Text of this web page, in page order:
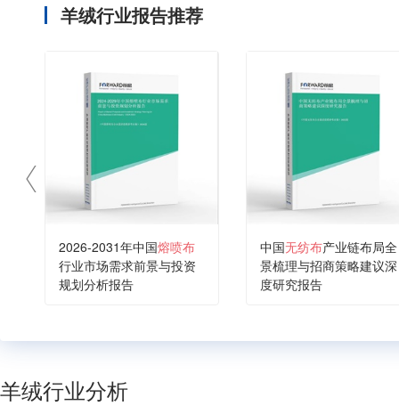
羊绒行业报告推荐
2026-2031年中国熔喷布
行业市场需求前景与投资
规划分析报告
中国无纺布产业链布局全
景梳理与招商策略建议深
度研究报告
羊绒行业分析